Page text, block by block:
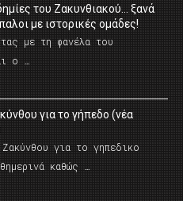
του Ζακυνθιακού… ξανά
με ιστορικές ομάδες!
με τη φανέλα του
ο …
για το γήπεδο (νέα
για το γηπεδικο
καθώς …